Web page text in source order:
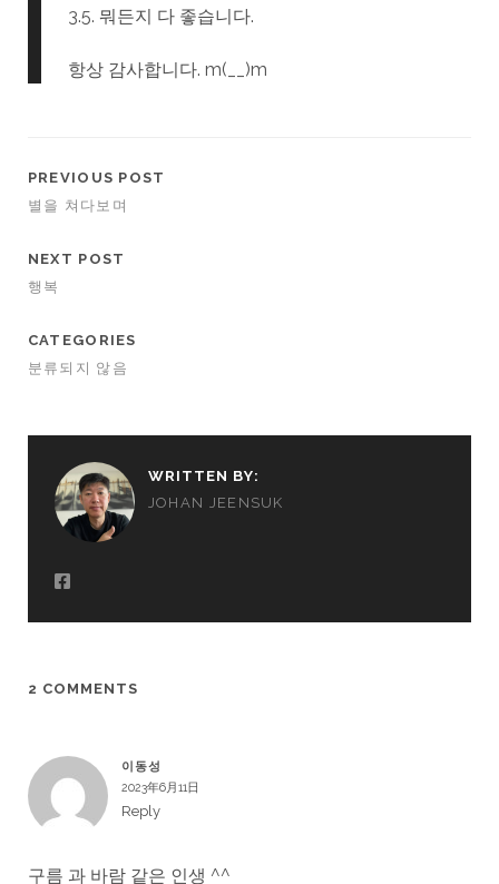
3.5. 뭐든지 다 좋습니다.
항상 감사합니다. m(__)m
PREVIOUS POST
별을 쳐다보며
NEXT POST
행복
CATEGORIES
분류되지 않음
WRITTEN BY:
JOHAN JEENSUK
2 COMMENTS
이동성
2023年6月11日
Reply
구름 과 바람 같은 인생 ^^